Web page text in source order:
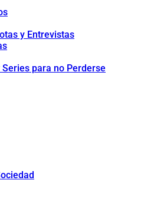
y Entrevistas
para no Perderse